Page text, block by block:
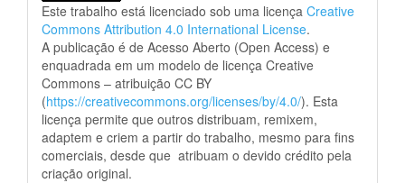
Este trabalho está licenciado sob uma licença Creative
Commons Attribution 4.0 International License.
A publicação é de Acesso Aberto (Open Access) e
enquadrada em um modelo de licença Creative
Commons – atribuição CC BY
(https://creativecommons.org/licenses/by/4.0/). Esta
licença permite que outros distribuam, remixem,
adaptem e criem a partir do trabalho, mesmo para fins
comerciais, desde que atribuam o devido crédito pela
criação original.